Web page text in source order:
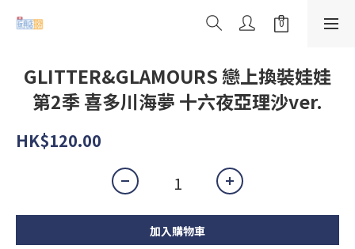
GLITTER&GLAMOURS 戀上換裝娃娃
第2季 喜多川海夢 十六夜亞理沙ver.
HK$120.00
加入購物車